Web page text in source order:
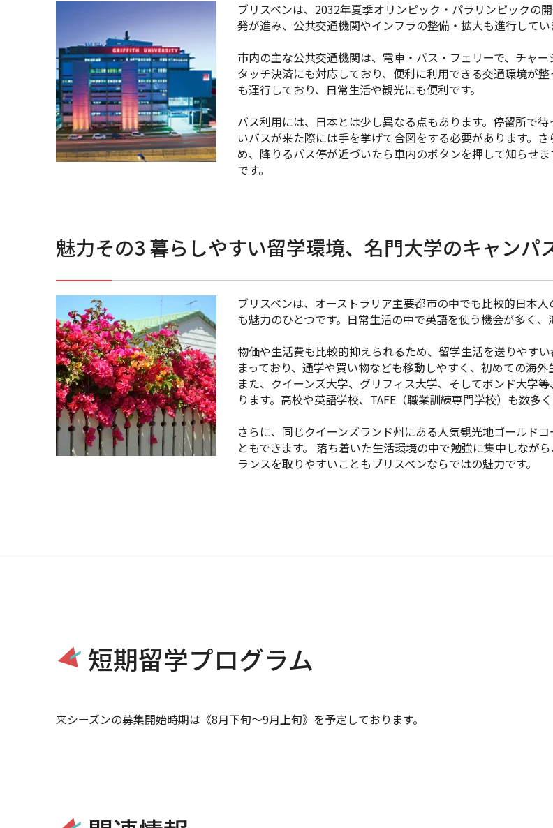
ブリスベンは、2032年夏季オリンピック・パラリンピックの
発が進み、公共交通機関やインフラの整備・拡大も進行してい
市内の主な公共交通機関は、電車・バス・フェリーで、 チャー
タッチ決済にも対応しており、便利に利用できる交通環境が整
も運行しており、日常生活や観光にも便利です。
バス利用には、日本とは少し異なる点もあります。停留所で
いバスが来た際には手を挙げて合図をする必要があります。
め、降りるバス停が近づいたら車内のボタンを押して知らせま
です。
魅力その3 暮らしやすい留学環境、 名門大学のキャンパ
ブリスベンは、オーストラリア主要都市の中でも比較的日本
も魅力のひとつです。日常生活の中で英語を使う機会が多く
物価や生活費も比較的抑えられるため、留学生活を送りやすい
まっており、通学や買い物なども移動しやすく、初めての海
また、クイーンズ大学、グリフィス大学、そしてボンド大学
ります。高校や英語学校、TAFE（職業訓練専門学校）も数多く
さらに、同じクイーンズランド州にある人気観光地ゴールド
ともできます。
落ち着いた生活環境の中で勉強に集中しなが
ランスを取りやすいこともブリスベンならではの魅力です。
短期留学プログラム
来シーズンの募集開始時期は《8月下旬～9月上旬》を予定しております。